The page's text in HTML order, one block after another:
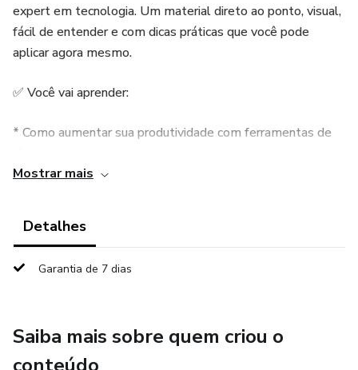
expert em tecnologia. Um material direto ao ponto, visual,
fácil de entender e com dicas práticas que você pode
aplicar agora mesmo.
✅ Você vai aprender:
* Como aumentar sua produtividade com ferramentas de
artificial
*Como usar IA para desbloquear sua criatividade
Mostrar mais
Detalhes
Garantia de 7 dias
Saiba mais sobre quem criou o